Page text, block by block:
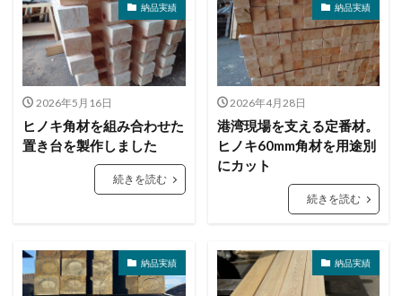
納品実績
2026年5月16日
ヒノキ角材を組み合わせた
置き台を製作しました
続きを読む
納品実績
2026年4月28日
港湾現場を支える定番材。
ヒノキ60mm角材を用途別
にカット
続きを読む
納品実績 納品実績